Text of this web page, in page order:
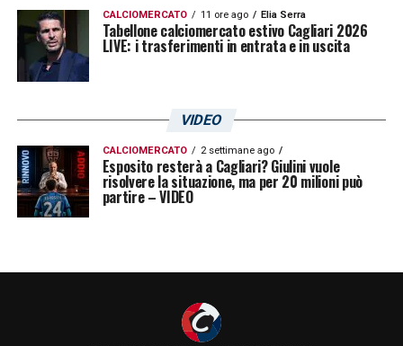
CALCIOMERCATO 11 ore ago Elia Serra
Tabellone calciomercato estivo Cagliari 2026
LIVE: i trasferimenti in entrata e in uscita
VIDEO
CALCIOMERCATO 2 settimane ago
Esposito resterà a Cagliari? Giulini vuole
risolvere la situazione, ma per 20 milioni può
partire – VIDEO